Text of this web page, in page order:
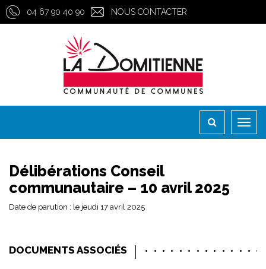
Gestion des traceurs
04 67 90 40 90 NOUS CONTACTER
Délibérations Conseil
communautaire – 10 avril 2025
Date de parution : le jeudi 17 avril 2025
DOCUMENTS ASSOCIÉS